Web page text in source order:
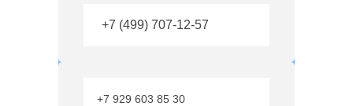
+7 (499) 707-12-57
+7 929 603 85 30